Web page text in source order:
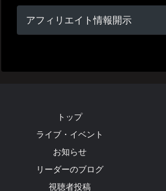
アフィリエイト情報開示
トップ
ライブ・イベント
お知らせ
リーダーのブログ
視聴者投稿